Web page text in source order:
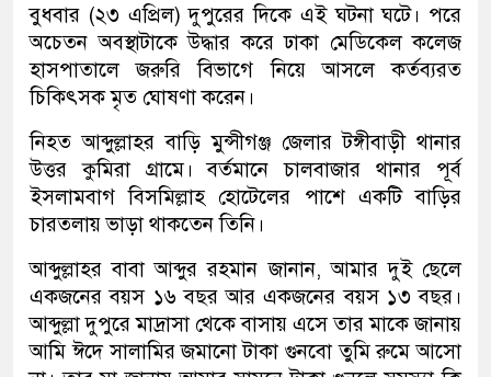
বুধবার (২৩ এপ্রিল) দুপুরের দিকে এই ঘটনা ঘটে। পরে
অচেতন অবস্থাটাকে উদ্ধার করে ঢাকা মেডিকেল কলেজ
হাসপাতালে জরুরি বিভাগে নিয়ে আসলে কর্তব্যরত
চিকিৎসক মৃত ঘোষণা করেন।
নিহত আব্দুল্লাহর বাড়ি মুন্সীগঞ্জ জেলার টঙ্গীবাড়ী থানার
উত্তর কুমিরা গ্রামে। বর্তমানে চালবাজার থানার পূর্ব
ইসলামবাগ বিসমিল্লাহ হোটেলের পাশে একটি বাড়ির
চারতলায় ভাড়া থাকতেন তিনি।
আব্দুল্লাহর বাবা আব্দুর রহমান জানান, আমার দুই ছেলে
একজনের বয়স ১৬ বছর আর একজনের বয়স ১৩ বছর।
আব্দুল্লা দুপুরে মাদ্রাসা থেকে বাসায় এসে তার মাকে জানায়
আমি ঈদে সালামির জমানো টাকা গুনবো তুমি রুমে আসো